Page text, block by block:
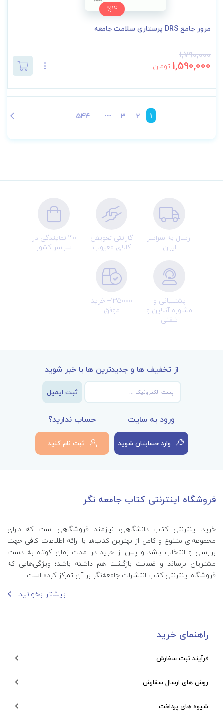
%12
مرور جامع DRS پرستاری سلامت جامعه
1,790,000
1,590,000 تومان
1
2
3
544
ارسال به سراسر
ایران
گارانتی تعویض
کالای معیوب
30 نمایندگی در
سراسر کشور
پشتیبانی و
مشاوره آنلاین و
تلفنی
135000+ خرید
موفق
از تخفیف ها و جدیدترین ها با خبر شوید
ثبت ایمیل
ورود به سایت
وارد حسابتان شوید
حساب ندارید؟
ثبت نام کنید
فروشگاه اینترنتی کتاب جامعه نگر
خرید اینترنتی کتاب‌ دانشگاهی، نیازمند فروشگاهی است که دارای
مجموعه‌ای متنوع و کامل از بهترین کتاب‌ها با ارائه اطلاعات کافی جهت
بررسی و انتخاب باشد و پس از خرید در مدت زمان کوتاه به دست
مشتریان برساند و ضمانت بازگشت هم داشته باشد؛ ویژگی‌هایی که
فروشگاه اینترنتی کتاب انتشارات جامعه‌نگر بر آن تمرکز کرده است.
بیشتر بخوانید
راهنمای خرید
فرآیند ثبت سفارش
روش های ارسال سفارش
شیوه های پرداخت